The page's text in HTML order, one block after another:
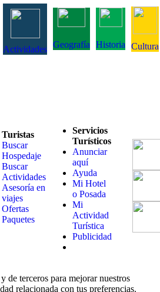
Actividades Geografía Historia Cultura
Turistas
Buscar
Hospedaje
Buscar
Actividades
Asesoría en
viajes
Ofertas
Paquetes
Servicios
Turísticos
Anunciar
aquí
Ayuda
Mi Hotel
o Posada
Mi
Actividad
Turística
Publicidad
de terceros para mejorar nuestros
relacionada con tus preferencias.